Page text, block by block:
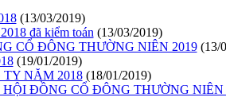
(13/03/2019)
đã kiểm toán (13/03/2019)
CỔ ĐÔNG THƯỜNG NIÊN 2019 (13/
(19/01/2019)
NĂM 2018 (18/01/2019)
ĐỒNG CỔ ĐÔNG THƯỜNG NIÊN